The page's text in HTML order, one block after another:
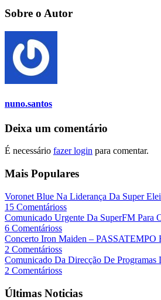
Sobre o Autor
nuno.santos
Deixa um comentário
É necessário fazer login para comentar.
Mais Populares
Voronet Blue Na Liderança Da Super
15 Comentárioss
Comunicado Urgente Da SuperFM Para
6 Comentárioss
Concerto Iron Maiden –
2 Comentárioss
Comunicado Da Direcção De Programas
2 Comentárioss
Últimas Noticias